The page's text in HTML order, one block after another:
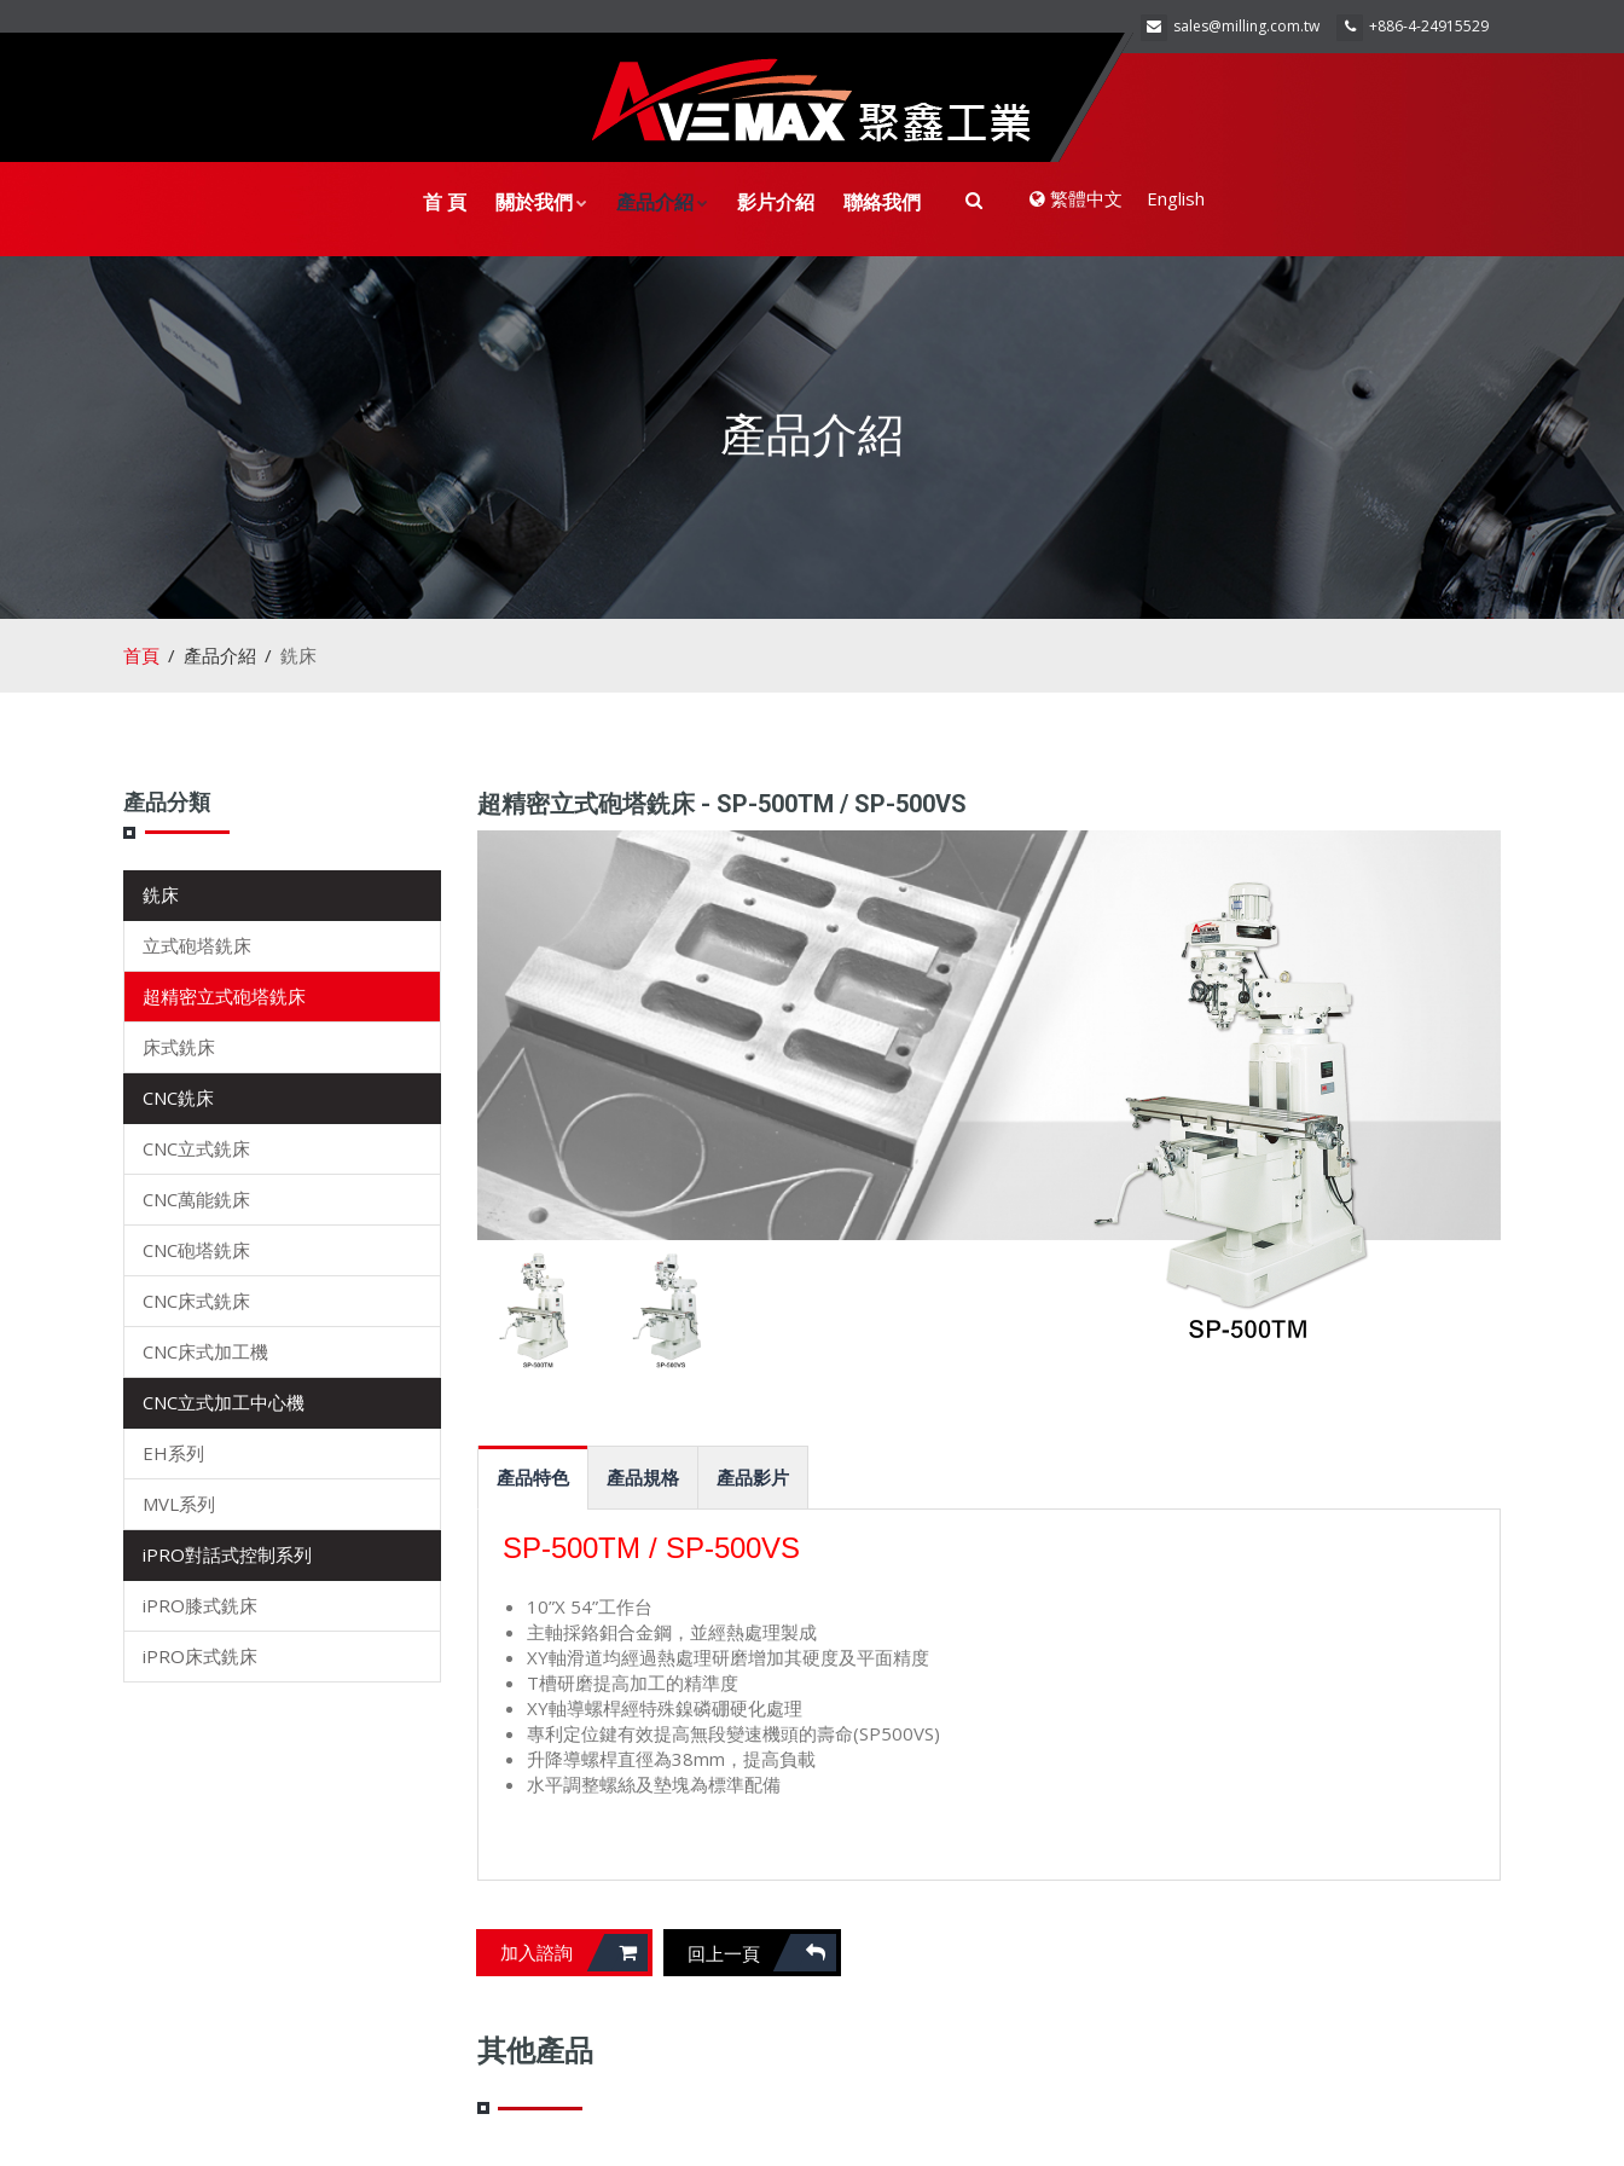
sales@milling.com.tw +886-4-24915529
繁體中文 English
首 頁 關於我們 產品介紹 影片介紹 聯絡我們
產品介紹
首頁 產品介紹 銑床
產品分類
銑床
立式砲塔銑床
超精密立式砲塔銑床
床式銑床
CNC銑床
CNC立式銑床
CNC萬能銑床
CNC砲塔銑床
CNC床式銑床
CNC床式加工機
CNC立式加工中心機
EH系列
MVL系列
iPRO對話式控制系列
iPRO膝式銑床
iPRO床式銑床
超精密立式砲塔銑床 - SP-500TM / SP-500VS
產品特色 產品規格 產品影片
SP-500TM / SP-500VS
10”X 54”工作台
主軸採鉻鉬合金鋼，並經熱處理製成
XY軸滑道均經過熱處理研磨增加其硬度及平面精度
T槽研磨提高加工的精準度
XY軸導螺桿經特殊鎳磷硼硬化處理
專利定位鍵有效提高無段變速機頭的壽命(SP500VS)
升降導螺桿直徑為38mm，提高負載
水平調整螺絲及墊塊為標準配備
加入諮詢 回上一頁
其他產品